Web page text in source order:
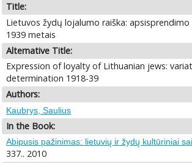
Title:
Lietuvos žydų lojalumo raiška: apsisprendimo
1939 metais
Alternative Title:
Expression of loyalty of Lithuanian jews:
determination 1918-39
Authors:
Kaubrys, Saulius
In the Book:
Abipusis pažinimas: lietuvių ir žydų kultūriniai
337.. 2010